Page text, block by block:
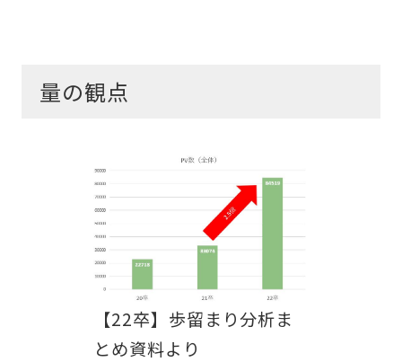
量の観点
【22卒】歩留まり分析ま
とめ資料より